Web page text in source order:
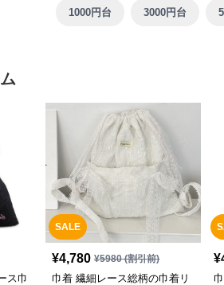
1000円台 3000円台
ス巾
SALE
¥4,780 ¥5980(割引前)
巾着 繊細レース総柄の巾着リ
¥